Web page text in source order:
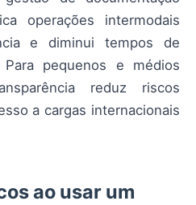
operações intermodais
e diminui tempos de
pequenos e médios
reduz riscos
a cargas internacionais
ao usar um